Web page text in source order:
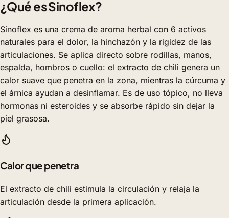
¿Qué es Sinoflex?
Sinoflex es una crema de aroma herbal con 6 activos
naturales para el dolor, la hinchazón y la rigidez de las
articulaciones. Se aplica directo sobre rodillas, manos,
espalda, hombros o cuello: el extracto de chili genera un
calor suave que penetra en la zona, mientras la cúrcuma y
el árnica ayudan a desinflamar. Es de uso tópico, no lleva
hormonas ni esteroides y se absorbe rápido sin dejar la
piel grasosa.
Calor que penetra
El extracto de chili estimula la circulación y relaja la
articulación desde la primera aplicación.